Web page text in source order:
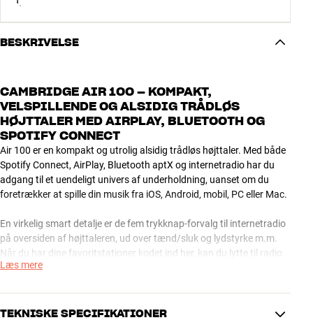
BESKRIVELSE
CAMBRIDGE AIR 100 – KOMPAKT,
VELSPILLENDE OG ALSIDIG TRÅDLØS
HØJTTALER MED AIRPLAY, BLUETOOTH OG
SPOTIFY CONNECT
Air 100 er en kompakt og utrolig alsidig trådløs højttaler. Med både
Spotify Connect, AirPlay, Bluetooth aptX og internetradio har du
adgang til et uendeligt univers af underholdning, uanset om du
foretrækker at spille din musik fra iOS, Android, mobil, PC eller Mac.
En virkelig smart detalje er de fem trykknap-forvalg til internetradio
på oversiden af højttaleren, ud over tænd/sluk og lydstyrke m.m.
Når du har dine favoritstationer kodet ind her, kan du lytte til radio
med et enkelt tryk uden overhovedet at komme i nærheden af
imellem alle 10 tilgængelige forvalg.
Læs mere
TEKNISKE SPECIFIKATIONER